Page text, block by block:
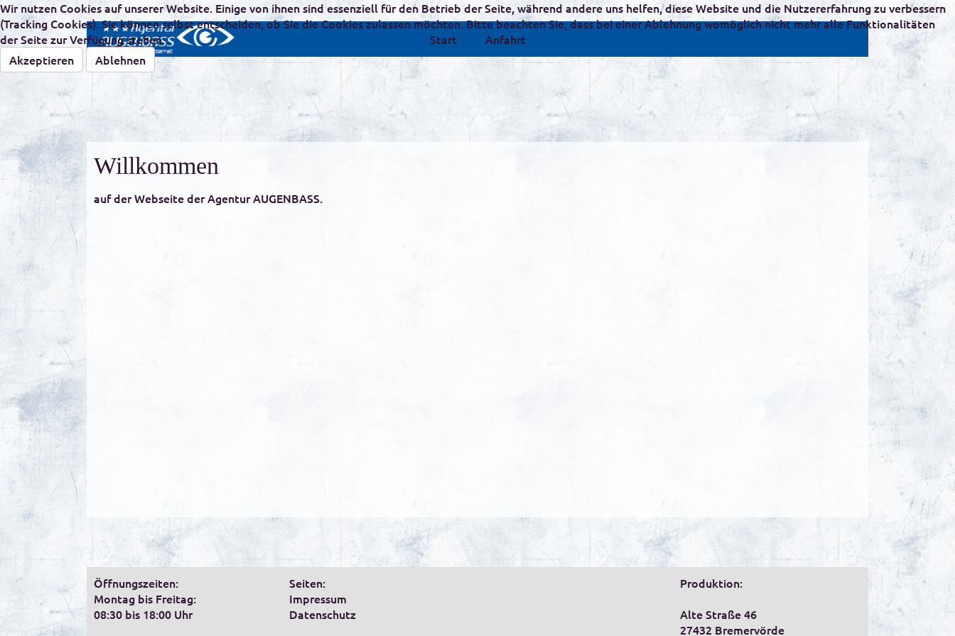
Start Anfahrt
Willkommen
auf der Webseite der Agentur AUGENBASS.
Öffnungszeiten:
Montag bis Freitag:
08:30 bis 18:00 Uhr
Seiten:
Impressum
Datenschutz
Produktion:
Alte Straße 46
27432 Bremervörde
Wir nutzen Cookies auf unserer Website. Einige von ihnen sind essenziell für den Betrieb der Seite, während andere uns helfen, diese Website und die Nutzererfahrung zu verbessern
(Tracking Cookies). Sie können selbst entscheiden, ob Sie die Cookies zulassen möchten. Bitte beachten Sie, dass bei einer Ablehnung womöglich nicht mehr alle Funktionalitäten
der Seite zur Verfügung stehen.
Akzeptieren
Ablehnen